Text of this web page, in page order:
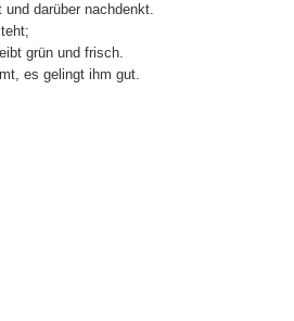
darüber nachdenkt.
grün und frisch.
es gelingt ihm gut.